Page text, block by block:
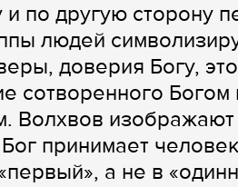
и по другую сторону
людей
доверия Богу,
сотворенного
Волхвов
принимает
а не в